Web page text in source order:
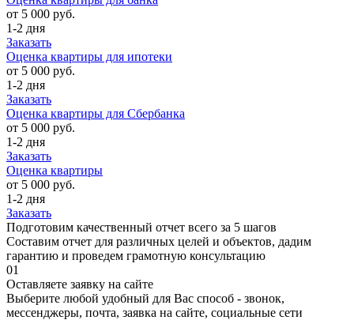
от 5 000 руб.
1-2 дня
Заказать
Оценка квартиры для ипотеки
от 5 000 руб.
1-2 дня
Заказать
Оценка квартиры для Сбербанка
от 5 000 руб.
1-2 дня
Заказать
Оценка квартиры
от 5 000 руб.
1-2 дня
Заказать
Подготовим качественный отчет всего за 5 шагов
Составим отчет для различных целей и объектов, дадим
гарантию и проведем грамотную консультацию
01
Оставляете заявку на сайте
Выберите любой удобный для Вас способ - звонок,
мессенджеры, почта, заявка на сайте, социальные сети